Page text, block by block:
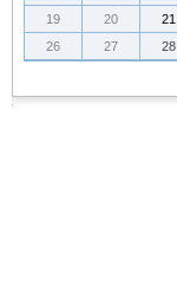
19
20 21
26
27 28